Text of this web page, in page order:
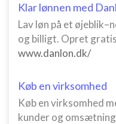
Klar lønnen med
Lav løn på et
og billigt. Opret
www.danlon.dk/
Køb en virksomhed
Køb en virksomhed
kunder og omsætning